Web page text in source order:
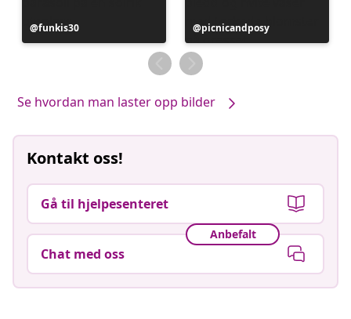
Innlegg
publisert
funkis30
Innlegg
publisert
av
picnicandposy
Se hvordan man laster opp bilder
Kontakt oss!
Gå til hjelpesenteret
Anbefalt
Chat med oss